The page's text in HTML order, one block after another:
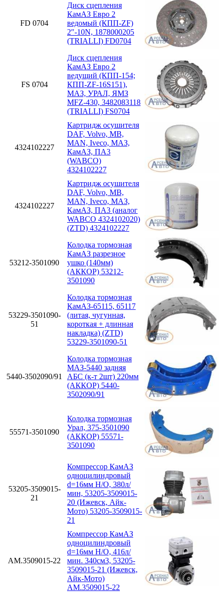
FD 0704
Диск сцепления
КамАЗ Евро 2
ведомый (КПП-ZF)
2″-10N, 1878000205
(TRIALLI) FD0704
FS 0704
Диск сцепления
КамАЗ Евро 2
ведущий (КПП-154;
КПП-ZF-16S151),
МАЗ, УРАЛ, ЯМЗ
MFZ-430, 3482083118
(TRIALLI) FS0704
4324102227
Картридж осушителя
DAF, Volvo, MB,
MAN, Iveco, МАЗ,
КамАЗ, ПА3
(WABCO)
4324102227
4324102227
Картридж осушителя
DAF, Volvo, MB,
MAN, Iveco, МАЗ,
КамАЗ, ПА3 (аналог
WABCO 4324102020)
(ZTD) 4324102227
53212-3501090
Колодка тормозная
КамАЗ разрезное
ушко (140мм)
(АККОР) 53212-
3501090
53229-3501090-
51
Колодка тормозная
КамАЗ-65115, 65117
(литая, чугунная,
короткая + длинная
накладка) (ZTD)
53229-3501090-51
5440-3502090/91
Колодка тормозная
МАЗ-5440 задняя
АБС (к-т 2шт) 220мм
(АККОР) 5440-
3502090/91
55571-3501090
Колодка тормозная
Урал, 375-3501090
(АККОР) 55571-
3501090
53205-3509015-
21
Компрессор КамАЗ
одноцилиндровый
d=16мм Н/О, 380л/
мин, 53205-3509015-
20 (Ижевск, Айк-
Мото) 53205-3509015-
21
АМ.3509015-22
Компрессор КамАЗ
одноцилиндровый
d=16мм Н/О, 416л/
мин. 340см3, 53205-
3509015-21 (Ижевск,
Айк-Мото)
АМ.3509015-22